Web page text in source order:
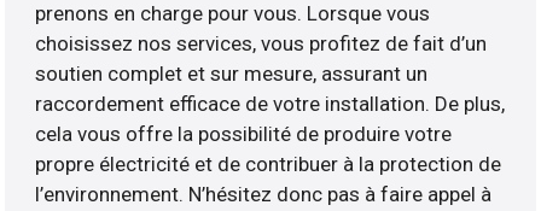
prenons en charge pour vous. Lorsque vous
choisissez nos services, vous profitez de fait d’un
soutien complet et sur mesure, assurant un
raccordement efficace de votre installation. De plus,
cela vous offre la possibilité de produire votre
propre électricité et de contribuer à la protection de
l’environnement. N’hésitez donc pas à faire appel à